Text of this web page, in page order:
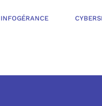
INFOGÉRANCE